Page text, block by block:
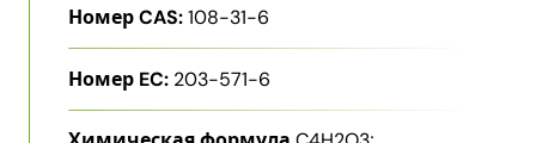
Номер CAS:108-31-6
Номер EC: 203-571-6